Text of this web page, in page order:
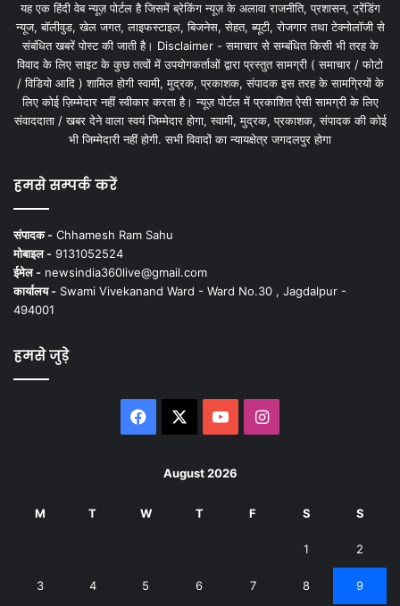
यह एक हिंदी वेब न्यूज़ पोर्टल है जिसमें ब्रेकिंग न्यूज़ के अलावा राजनीति, प्रशासन, ट्रेंडिंग
न्यूज, बॉलीवुड, खेल जगत, लाइफस्टाइल, बिजनेस, सेहत, ब्यूटी, रोजगार तथा टेक्नोलॉजी से
संबंधित खबरें पोस्ट की जाती है। Disclaimer - समाचार से सम्बंधित किसी भी तरह के
विवाद के लिए साइट के कुछ तत्वों में उपयोगकर्ताओं द्वारा प्रस्तुत सामग्री ( समाचार / फोटो
/ विडियो आदि ) शामिल होगी स्वामी, मुद्रक, प्रकाशक, संपादक इस तरह के सामग्रियों के
लिए कोई ज़िम्मेदार नहीं स्वीकार करता है। न्यूज़ पोर्टल में प्रकाशित ऐसी सामग्री के लिए
संवाददाता / खबर देने वाला स्वयं जिम्मेदार होगा, स्वामी, मुद्रक, प्रकाशक, संपादक की कोई
भी जिम्मेदारी नहीं होगी. सभी विवादों का न्यायक्षेत्र जगदलपुर होगा
हमसे सम्पर्क करें
संपादक - Chhamesh Ram Sahu
मोबाइल - 9131052524
ईमेल - newsindia360live@gmail.com
कार्यालय - Swami Vivekanand Ward - Ward No.30 , Jagdalpur -
494001
हमसे जुड़े
Facebook YouTubeInstagram
August 2026
M T W T F S S
1 2
3 4 5 6 7 8 9